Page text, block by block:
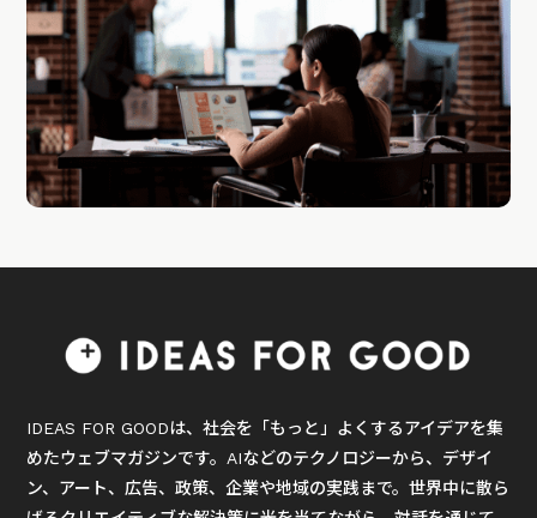
IDEAS FOR GOODは、社会を「もっと」よくするアイデアを集
めたウェブマガジンです。AIなどのテクノロジーから、デザイ
ン、アート、広告、政策、企業や地域の実践まで。世界中に散ら